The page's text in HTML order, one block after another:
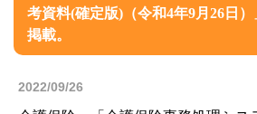
考資料(確定版)（令和4年9月26日
掲載。
2022/09/26